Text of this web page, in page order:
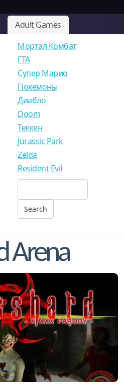
Adult Games
Мортал Комбат
ГТА
Супер Марио
Покемоны
Диабло
Doom
Теккен
Jurassic Park
Zelda
Resident Evil
Arena